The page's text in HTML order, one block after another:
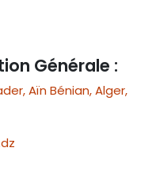
Générale :
Aïn Bénian, Alger,